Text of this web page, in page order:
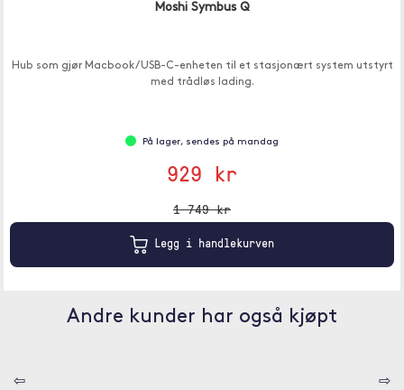
Moshi Symbus Q
Hub som gjør Macbook / USB-C-enheten til et stasjonært system utstyrt
med trådløs lading.
På lager, sendes på mandag
929 kr
1 749 kr
Legg i handlekurven
Andre kunder har også kjøpt
⇦ ⇨